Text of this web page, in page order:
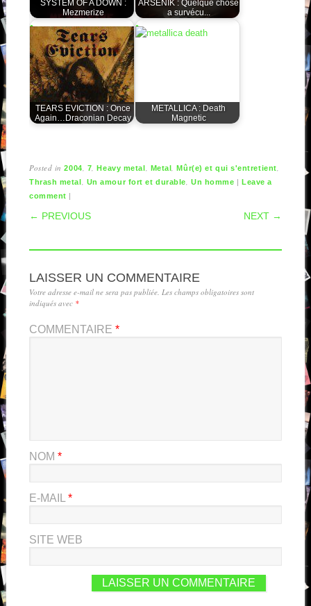
SYSTEM OF A DOWN :
Mezmerize
ARSENIK : Quelque chose
a survécu...
TEARS EVICTION : Once
Again…Draconian Decay
METALLICA : Death
Magnetic
Posted in2004 7 ,Heavy metal Metal ,Mûr(e) et qui s'entretient
Thrash metal Un amour fort et durable Un homme |Leave a
comment |
POST NAVIGATION
← PREVIOUS NEXT →
LAISSER UN COMMENTAIRE
Votre adresse e-mail ne sera pas publiée. Les champs obligatoires sont
indiqués avec *
COMMENTAIRE *
NOM *
E-MAIL *
SITE WEB